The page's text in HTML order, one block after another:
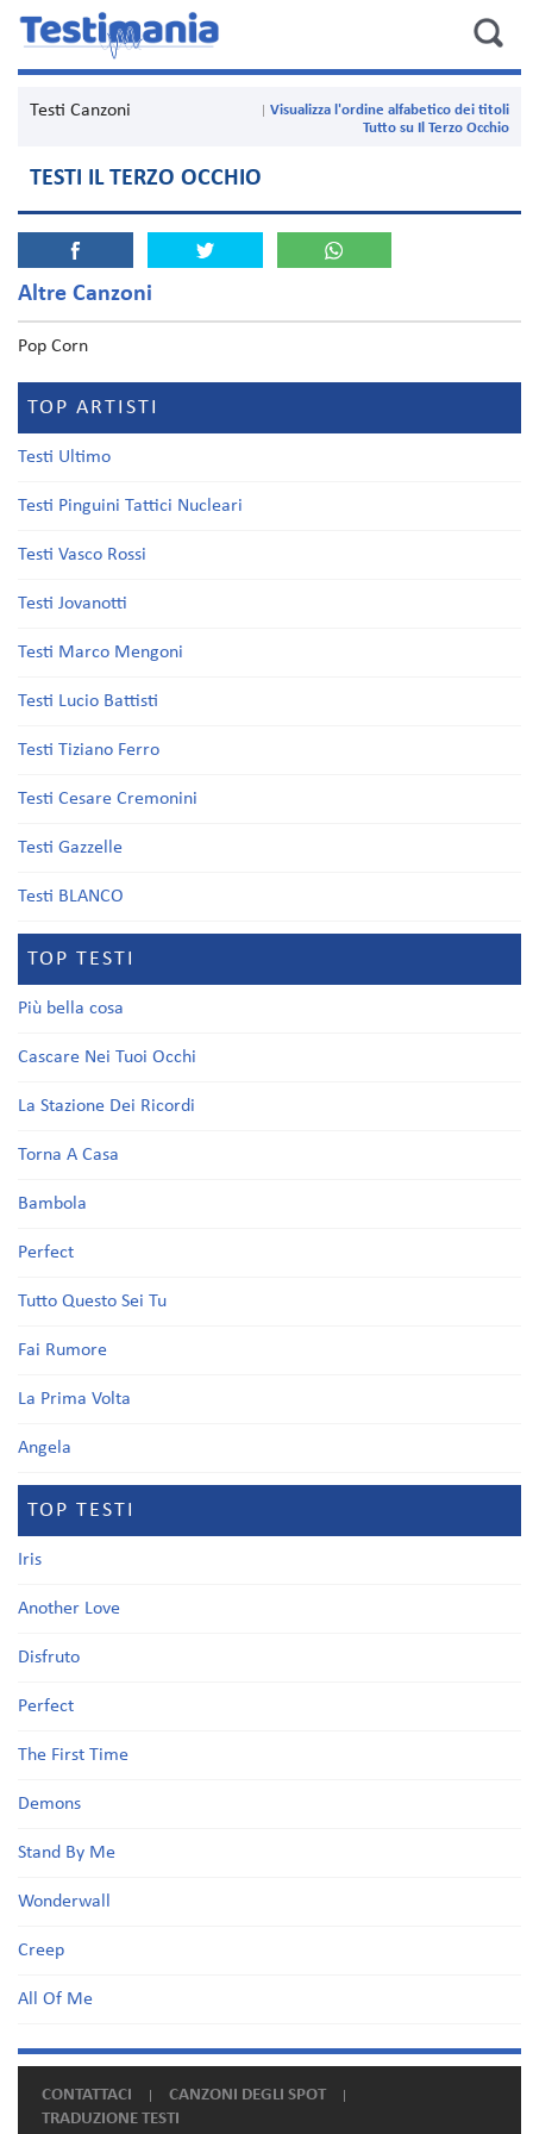
Testi Canzoni
Visualizza l'ordine alfabetico dei titoli
Tutto su Il Terzo Occhio
TESTI IL TERZO OCCHIO
Altre Canzoni
Pop Corn
TOP ARTISTI
Testi Ultimo
Testi Pinguini Tattici Nucleari
Testi Vasco Rossi
Testi Jovanotti
Testi Marco Mengoni
Testi Lucio Battisti
Testi Tiziano Ferro
Testi Cesare Cremonini
Testi Gazzelle
Testi BLANCO
TOP TESTI
Più bella cosa
Cascare Nei Tuoi Occhi
La Stazione Dei Ricordi
Torna A Casa
Bambola
Perfect
Tutto Questo Sei Tu
Fai Rumore
La Prima Volta
Angela
TOP TESTI
Iris
Another Love
Disfruto
Perfect
The First Time
Demons
Stand By Me
Wonderwall
Creep
All Of Me
CONTATTACI
CANZONI DEGLI SPOT
TRADUZIONE TESTI